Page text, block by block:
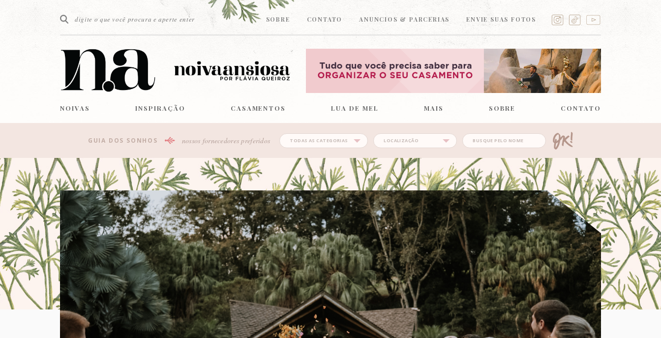
SOBRE CONTATO ANUNCIOS & PARCERIAS ENVIE SUAS FOTOS
NOIVAS INSPIRAÇÃO CASAMENTOS LUA DE MEL MAIS SOBRE CONTATO
GUIA DOS SONHOS nossos fornecedores preferidos